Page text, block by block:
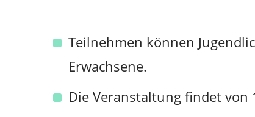
Teilnehmen können
Erwachsene.
Die Veranstaltung findet